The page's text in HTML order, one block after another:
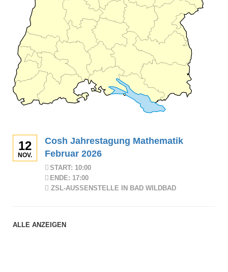
12
NOV.
Cosh Jahrestagung Mathematik
Februar 2026
START: 10:00
ENDE: 17:00
ZSL-AUSSENSTELLE IN BAD WILDBAD
ALLE ANZEIGEN